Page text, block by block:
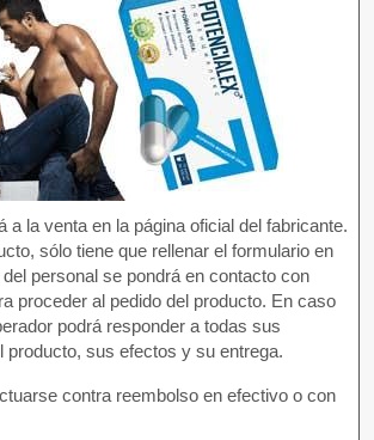
a la venta en la página oficial del fabricante.
sólo tiene que rellenar el formulario en
personal se pondrá en contacto con
proceder al pedido del producto. En caso
podrá responder a todas sus
producto, sus efectos y su entrega.
contra reembolso en efectivo o con